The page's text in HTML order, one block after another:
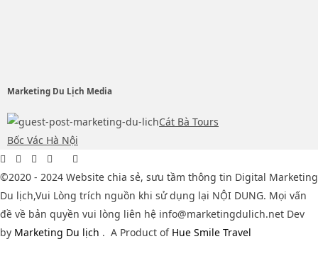
Marketing Du Lịch Media
Cát Bà Tours
Bốc Vác Hà Nội
©2020 - 2024 Website chia sẻ, sưu tầm thông tin Digital Marketing
Du lịch,Vui Lòng trích nguồn khi sử dụng lại NỘI DUNG. Mọi vấn
đề về bản quyền vui lòng liên hệ info@marketingdulich.net Dev
by Marketing Du lịch . A Product of Hue Smile Travel